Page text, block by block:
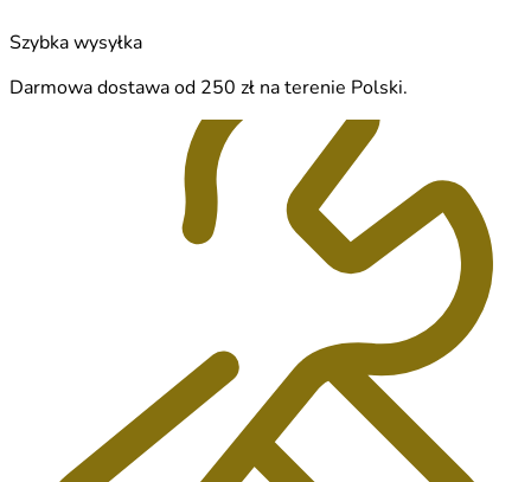
Szybka wysyłka
Darmowa dostawa od 250 zł na terenie Polski.